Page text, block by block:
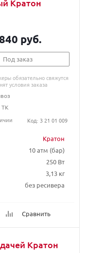
Кратон
Кратон
10 атм (бар)
250 Вт
3,13 кг
без ресивера
Сравнить
руб.
Под заказ
обязательно свяжутся
условия заказа
ТК
Код: 3 21 01 009
Кратон